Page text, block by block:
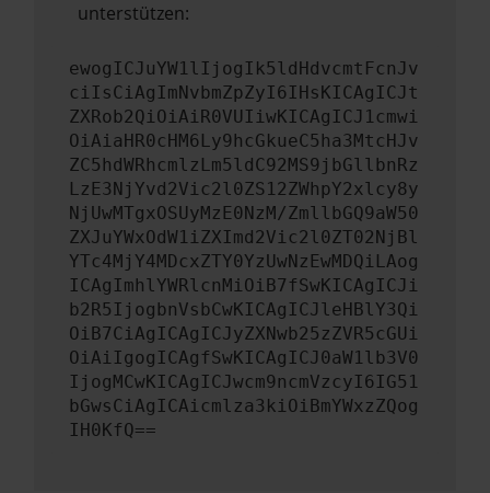
unterstützen:
ewogICJuYW1lIjogIk5ldHdvcmtFcnJv
ciIsCiAgImNvbmZpZyI6IHsKICAgICJt
ZXRob2QiOiAiR0VUIiwKICAgICJ1cmwi
OiAiaHR0cHM6Ly9hcGkueC5ha3MtcHJv
ZC5hdWRhcmlzLm5ldC92MS9jbGllbnRz
LzE3NjYvd2Vic2l0ZS12ZWhpY2xlcy8y
NjUwMTgxOSUyMzE0NzM/ZmllbGQ9aW50
ZXJuYWxOdW1iZXImd2Vic2l0ZT02NjBl
YTc4MjY4MDcxZTY0YzUwNzEwMDQiLAog
ICAgImhlYWRlcnMiOiB7fSwKICAgICJi
b2R5IjogbnVsbCwKICAgICJleHBlY3Qi
OiB7CiAgICAgICJyZXNwb25zZVR5cGUi
OiAiIgogICAgfSwKICAgICJ0aW1lb3V0
IjogMCwKICAgICJwcm9ncmVzcyI6IG51
bGwsCiAgICAicmlza3kiOiBmYWxzZQog
IH0KfQ==